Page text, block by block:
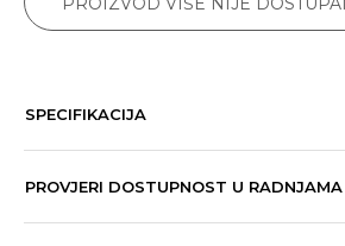
SPECIFIKACIJA
PROVJERI DOSTUPNOST U RADNJAMA